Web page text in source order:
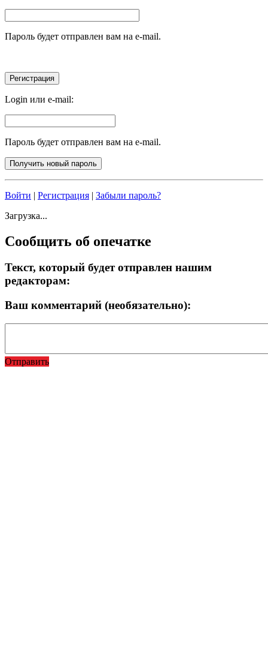
Пароль будет отправлен вам на e-mail.
Login или e-mail:
Пароль будет отправлен вам на e-mail.
Войти | Регистрация | Забыли пароль?
Загрузка...
Сообщить об опечатке
Текст, который будет отправлен нашим
редакторам:
Ваш комментарий (необязательно):
Отправить